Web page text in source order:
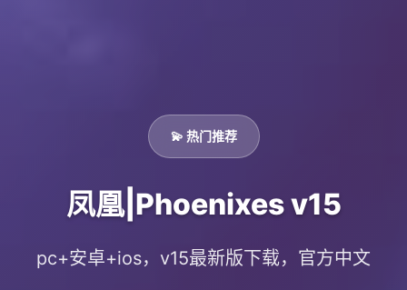
💫 热门推荐
凤凰|Phoenixes v15
pc+安卓+ios，v15最新版下载，官方中文